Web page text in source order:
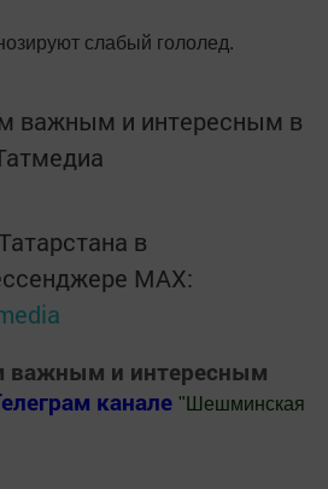
слабый гололед.
важным и интересным в
в
MАХ:
важным и интересным
канале " Шешминская